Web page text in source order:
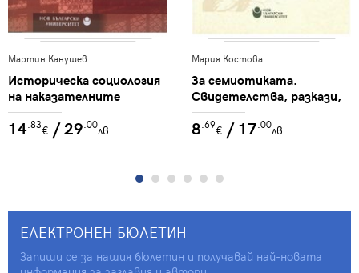
Мартин Канушев
Историческа социология
на наказателните
политики в България : Т.
2. : Наказателните
практики на
14.83€ / 29.00лв.
Мария Костова
За семиотиката.
Свидетелства, разкази,
есета.
8.69€ / 17.00лв.
ЕЛЕКТРОНЕН БЮЛЕТИН
Запиши се за нашия бюлетин и получавай най-новата